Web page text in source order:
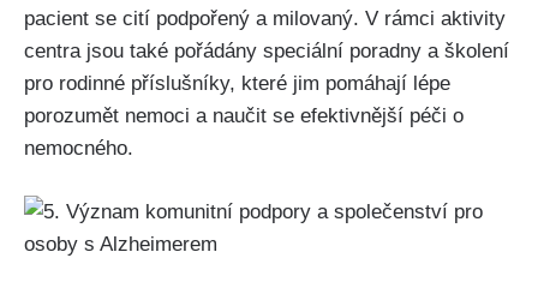
pacient se cití podpořený a milovaný. V rámci aktivity
centra jsou také pořádány speciální poradny a školení
pro rodinné příslušníky, které jim pomáhají lépe
porozumět nemoci a naučit se efektivnější péči o
nemocného.